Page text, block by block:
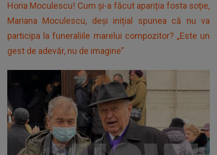
Horia Moculescu! Cum și-a făcut apariția fosta soție,
Mariana Moculescu, deși inițial spunea că nu va
participa la funeraliile marelui compozitor? „Este un
gest de adevăr, nu de imagine”